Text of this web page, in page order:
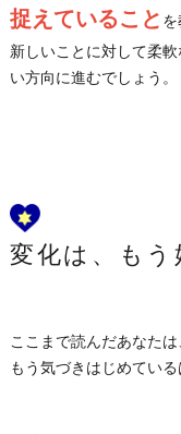
捉えていること
新しいことに対して柔
い方向に進むでしょう。
変化は、も
ここまで読んだあなたは
もう気づきはじめている